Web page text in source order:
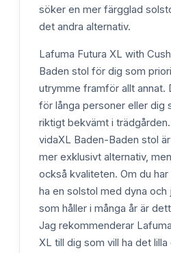
söker en mer färgglad
det andra alternativ.
Lafuma Futura XL with
Baden stol för dig som
utrymme framför allt annat.
för långa personer eller dig
riktigt bekvämt i
vidaXL Baden-Baden stol
mer exklusivt alternativ,
också kvaliteten. Om du
ha en solstol med dyna
som håller i många år är
Jag rekommenderar
XL till dig som vill ha det lilla